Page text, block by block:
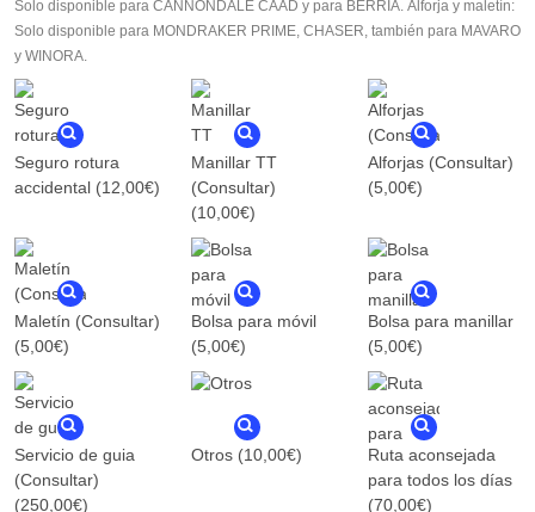
Solo disponible para CANNONDALE CAAD y para BERRIA. Alforja y maletín:
Solo disponible para MONDRAKER PRIME, CHASER, también para MAVARO
y WINORA.
Seguro rotura
accidental (12,00€)
Manillar TT
(Consultar)
(10,00€)
Alforjas (Consultar)
(5,00€)
Maletín (Consultar)
(5,00€)
Bolsa para móvil
(5,00€)
Bolsa para manillar
(5,00€)
Servicio de guia
(Consultar)
(250,00€)
Otros (10,00€)
Ruta aconsejada
para todos los días
(70,00€)